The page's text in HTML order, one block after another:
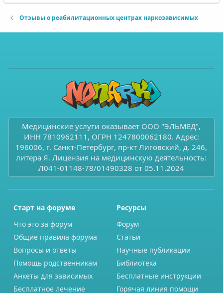
Отзывы о реабилитационных центрах наркозависимых
Медицинские услуги оказывает ООО "ЭЛЬМЕД",
ИНН 7810962111, ОГРН 1247800062180. Адрес:
196006, г. Санкт-Петербург, пр-кт Лиговский, д. 246,
литера Я. Лицензия на медицинскую деятельность:
Л041-01148-78/01490328 от 05.11.2024
Старт на форуме
Что это за форум
Общие правила форума
Вопросы и ответы
Помощь родственникам
Анкеты для зависимых
Бесплатное лечение
Ресурсы
Форум
Статьи
Научные публикации
Библиотека
Бесплатные инструкции
Горячая линия помощи